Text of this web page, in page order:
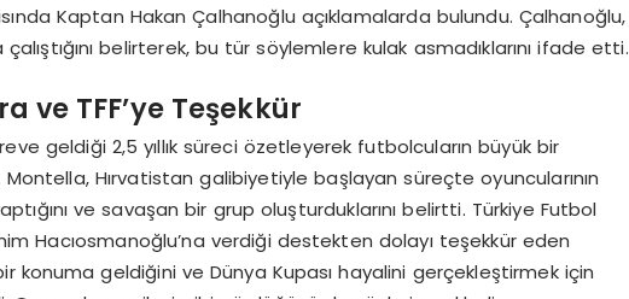
Kaptan Hakan Çalhanoğlu açıklamalarda bulundu. Çalhanoğlu,
çalıştığını belirterek, bu tür söylemlere kulak asmadıklarını ifade etti.
ve TFF’ye Teşekkür
geldiği 2,5 yıllık süreci özetleyerek futbolcuların büyük bir
Hırvatistan galibiyetiyle başlayan süreçte oyuncularının
ve savaşan bir grup oluşturduklarını belirtti. Türkiye Futbol
Hacıosmanoğlu’na verdiği destekten dolayı teşekkür eden
konuma geldiğini ve Dünya Kupası hayalini gerçekleştirmek için